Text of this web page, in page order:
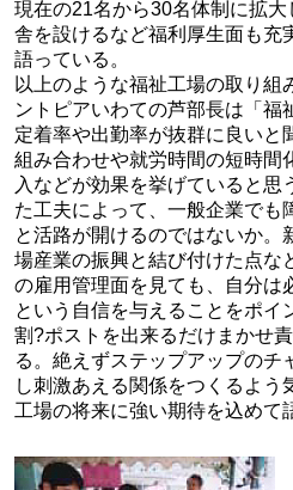
現在の21名から30名体制に拡
舎を設けるなど福利厚生面も充
語っている。
以上のような福祉工場の取り組
ントピアいわての芦部長は「福
定着率や出勤率が抜群に良いと
組み合わせや就労時間の短時間
入などが効果を挙げていると思
た工夫によって、一般企業でも
と活路が開けるのではないか。
場産業の振興と結び付けた点な
の雇用管理面を見ても、自分は
という自信を与えることをポイ
割?ポストを出来るだけまかせ
る。絶えずステップアップのチ
し刺激あえる関係をつくるよう
工場の将来に強い期待を込めて